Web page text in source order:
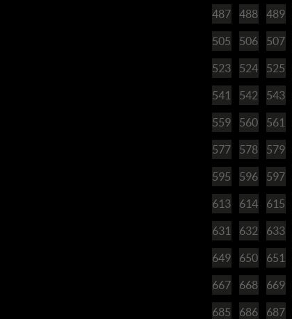
487 488 489
505 506 507
523 524 525
541 542 543
559 560 561
577 578 579
595 596 597
613 614 615
631 632 633
649 650 651
667 668 669
685 686 687